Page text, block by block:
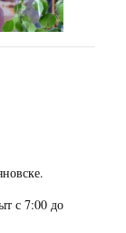
с 7:00 до